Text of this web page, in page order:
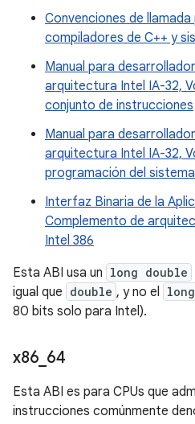
Convenciones de
compiladores de C++ y
Manual para
arquitectura Intel IA-32,
conjunto de instrucciones
Manual para
arquitectura Intel IA-32,
programación del sistema
Interfaz Binaria de la
Complemento de
Intel 386
Esta ABI usa un long double
igual que double , y no el
80 bits solo para Intel).
x86 64
Esta ABI es para CPUs que
instrucciones comúnmente